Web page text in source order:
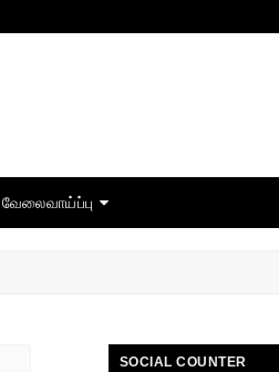
வேலைவாய்ப்பு
SOCIAL COUNTER